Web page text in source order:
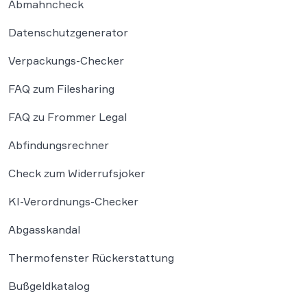
Abmahncheck
Datenschutzgenerator
Verpackungs-Checker
FAQ zum Filesharing
FAQ zu Frommer Legal
Abfindungsrechner
Check zum Widerrufsjoker
KI-Verordnungs-Checker
Abgasskandal
Thermofenster Rückerstattung
Bußgeldkatalog